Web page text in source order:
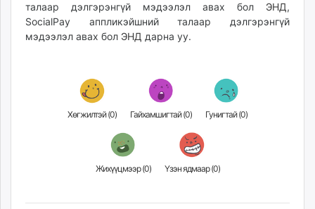
талаар дэлгэрэнгүй мэдээлэл авах бол ЭНД,
SocialPay аппликэйшний талаар дэлгэрэнгүй
мэдээлэл авах бол ЭНД дарна уу.
Хөгжилтэй (0) Гайхамшигтай (0) Гунигтай (0)
Жихүүцмээр (0) Үзэн ядмаар (0)